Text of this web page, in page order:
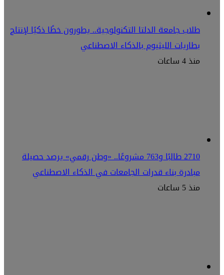
طلاب جامعة الدلتا التكنولوجية.. يطورون خطًا ذكيًا لإنتاج
بطاريات الليثيوم بالذكاء الاصطناعي
منذ 4 ساعات
2710 طالبًا و763 مشروعًا.. «وطن رقمي» يرصد حصيلة
مبادرة بناء قدرات الجامعات في الذكاء الاصطناعي
منذ 5 ساعات